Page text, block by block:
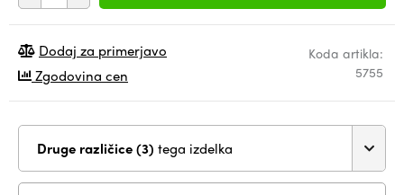
Koda artikla:
5755
Dodaj za primerjavo
Zgodovina cen
Druge različice (3) tega izdelka